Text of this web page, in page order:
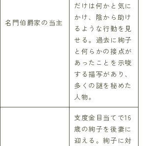
名門伯爵家の当主
だけは何かと気に
かけ、陰から助け
るような行動を見
せる。過去に絢子
と何らかの接点が
あったことを示唆
する描写があり、
多くの謎を秘めた
人物。
支度金目当てで16
歳の絢子を後妻に
迎える。絢子に対